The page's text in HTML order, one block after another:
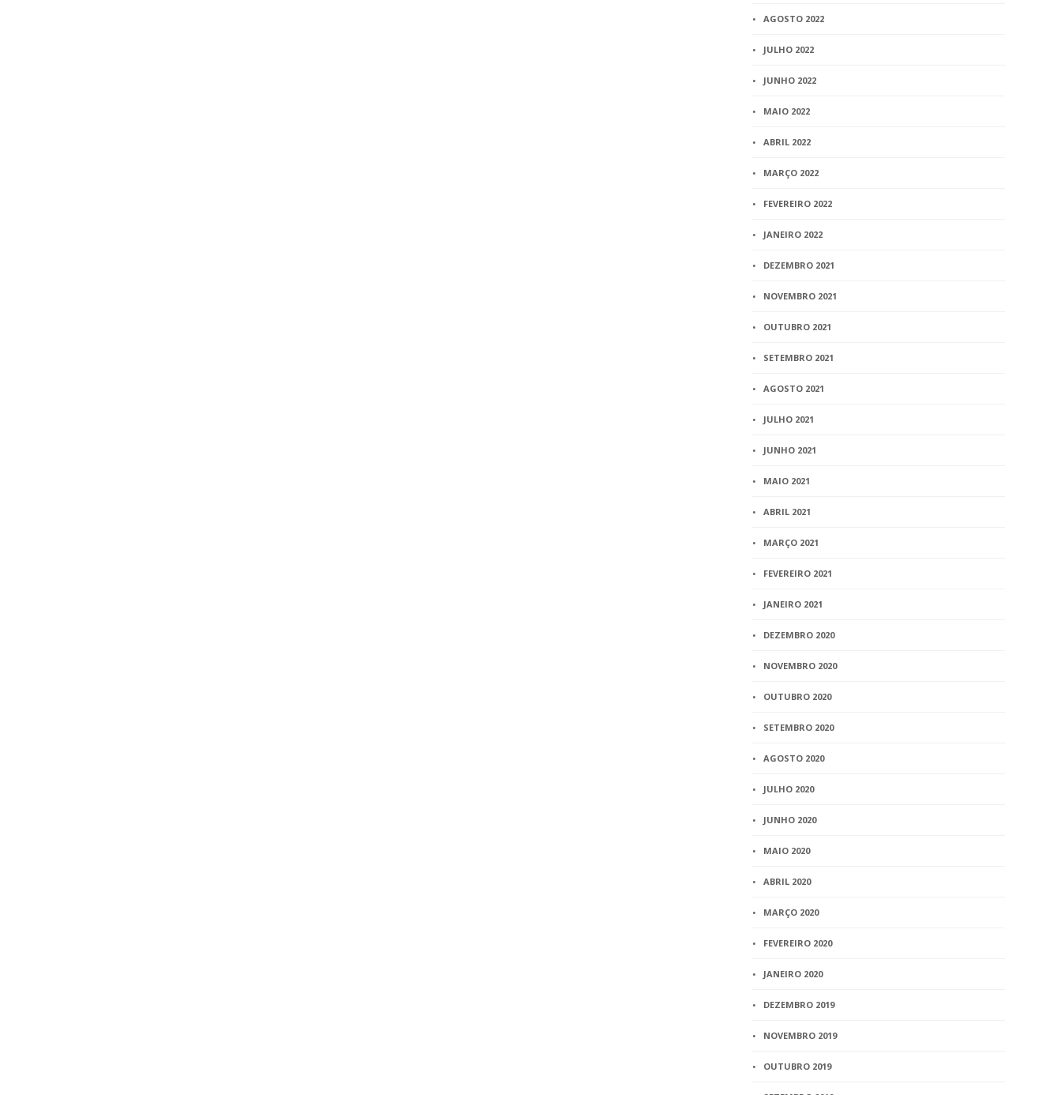
AGOSTO 2022
JULHO 2022
JUNHO 2022
MAIO 2022
ABRIL 2022
MARÇO 2022
FEVEREIRO 2022
JANEIRO 2022
DEZEMBRO 2021
NOVEMBRO 2021
OUTUBRO 2021
SETEMBRO 2021
AGOSTO 2021
JULHO 2021
JUNHO 2021
MAIO 2021
ABRIL 2021
MARÇO 2021
FEVEREIRO 2021
JANEIRO 2021
DEZEMBRO 2020
NOVEMBRO 2020
OUTUBRO 2020
SETEMBRO 2020
AGOSTO 2020
JULHO 2020
JUNHO 2020
MAIO 2020
ABRIL 2020
MARÇO 2020
FEVEREIRO 2020
JANEIRO 2020
DEZEMBRO 2019
NOVEMBRO 2019
OUTUBRO 2019